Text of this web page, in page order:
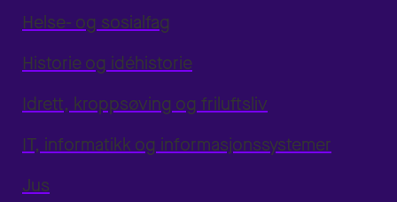
Helse- og sosialfag
Historie og idéhistorie
Idrett, kroppsøving og friluftsliv
IT, informatikk og informasjonssystemer
Jus